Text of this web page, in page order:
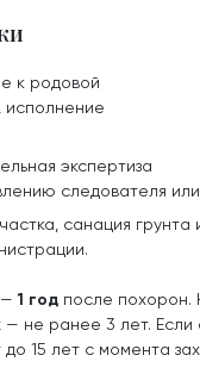
к родовой
исполнение
экспертиза
следователя
санация
—1 год после похорон.
— не ранее 3 лет.
15 лет с момента